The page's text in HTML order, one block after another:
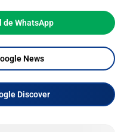
de WhatsApp
News
Discover